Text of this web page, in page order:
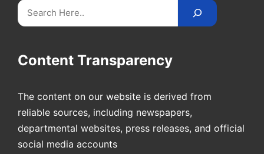
Search
Content Transparency
The content on our website is derived from
reliable sources, including newspapers,
departmental websites, press releases, and official
social media accounts